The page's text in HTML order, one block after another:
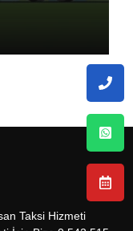
Taksi Hizmeti